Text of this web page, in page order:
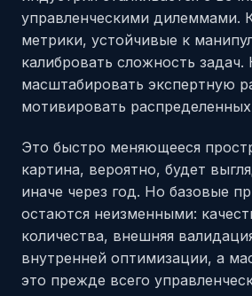
управленческими дилеммами.
метрики, устойчивые к
калибровать сложность задач.
масштабировать экспертную
мотивировать
Это быстро меняющееся
картина, вероятно, будет
иначе через год. Но базовые
остаются неизменными:
количества, внешняя
внутренней оптимизации, а
это прежде всего